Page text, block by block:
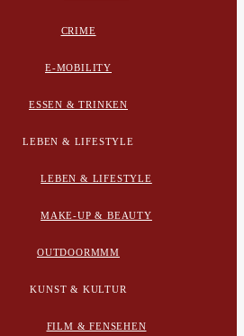
CRIME
E-MOBILITY
ESSEN & TRINKEN
LEBEN & LIFESTYLE
LEBEN & LIFESTYLE
MAKE-UP & BEAUTY
OUTDOORMMM
KUNST & KULTUR
FILM & FENSEHEN